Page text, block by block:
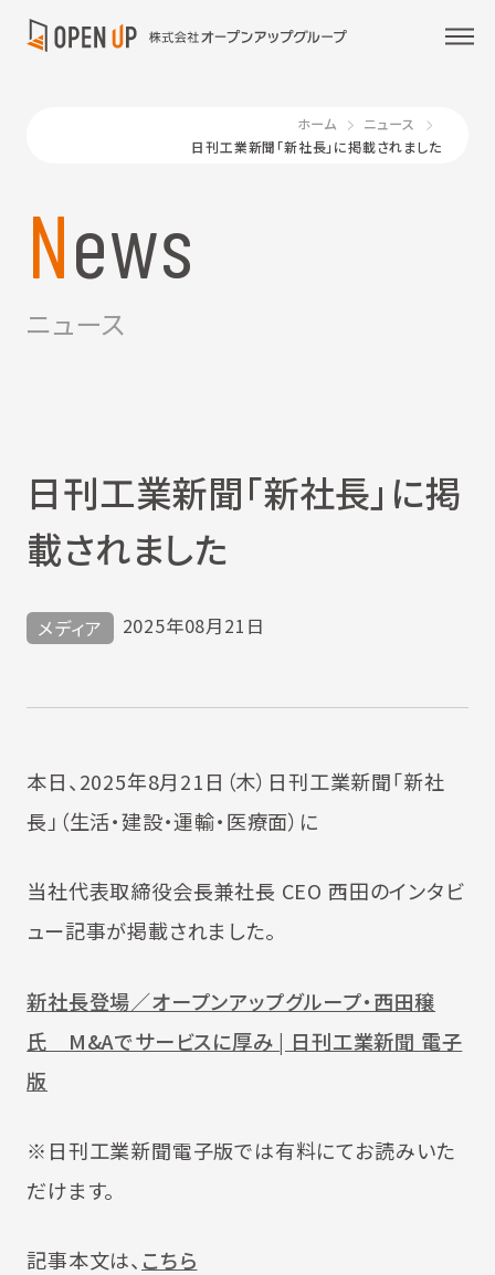
ホーム
ニュース
日刊工業新聞「新社長」に掲載されました
News
ニュース
日刊工業新聞「新社長」に掲
載されました
メディア 2025年08月21日
本日、2025年8月21日（木）日刊工業新聞「新社
長」（生活・建設・運輸・医療面）に
当社代表取締役会長兼社長 CEO 西田のインタビ
ュー記事が掲載されました。
新社長登場／オープンアップグループ・西田穣
氏 M&Aでサービスに厚み | 日刊工業新聞 電子
版
※日刊工業新聞電子版では有料にてお読みいた
だけます。
記事本文は、 こちら